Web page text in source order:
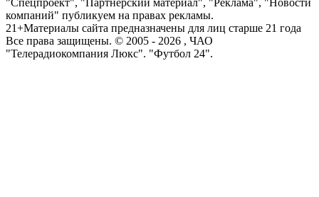
"Спецпроект", "Партнерский материал", "Реклама", "Новости
компаний" публикуем на правах рекламы.
21+Материалы сайта предназначены для лиц старше 21 года
Все права защищены. © 2005 - 2026 , ЧАО
"Телерадиокомпания Люкс". "Футбол 24".